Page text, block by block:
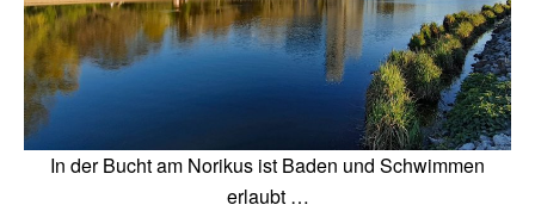
In der Bucht am Norikus ist Baden und Schwimmen
erlaubt …